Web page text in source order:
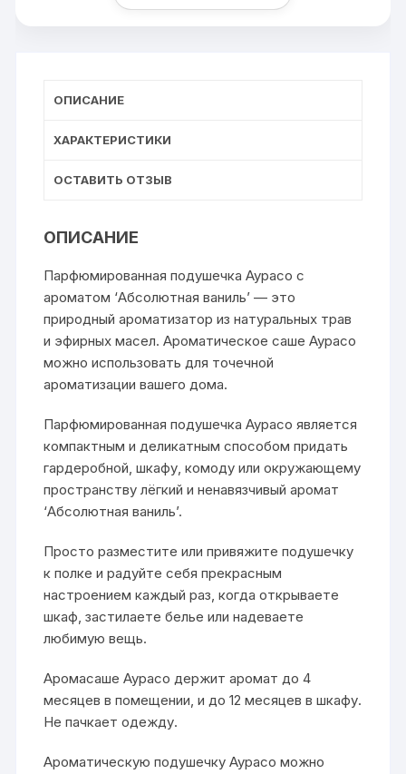
ОПИСАНИЕ
ХАРАКТЕРИСТИКИ
ОСТАВИТЬ ОТЗЫВ
ОПИСАНИЕ
Парфюмированная подушечка Аурасо с
ароматом ‘Абсолютная ваниль’ — это
природный ароматизатор из натуральных трав
и эфирных масел. Ароматическое саше Аурасо
можно использовать для точечной
ароматизации вашего дома.
Парфюмированная подушечка Аурасо является
компактным и деликатным способом придать
гардеробной, шкафу, комоду или окружающему
пространству лёгкий и ненавязчивый аромат
‘Абсолютная ваниль’.
Просто разместите или привяжите подушечку
к полке и радуйте себя прекрасным
настроением каждый раз, когда открываете
шкаф, застилаете белье или надеваете
любимую вещь.
Аромасаше Аурасо держит аромат до 4
месяцев в помещении, и до 12 месяцев в шкафу.
Не пачкает одежду.
Ароматическую подушечку Аурасо можно